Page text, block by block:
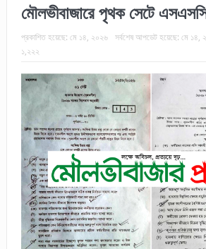
মৌলভীবাজারে পৃথক সেটে এসএসসি
প্রকাশিত হয়েছে: মে ১৪, ২০২৬ সর্বশেষ আপডেট হয়েছে: মে ১৪,
১,২২২